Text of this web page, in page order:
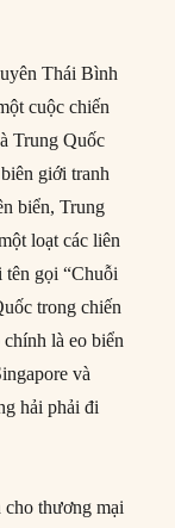
Thái Bình
cuộc chiến
Trung Quốc
giới tranh
biển, Trung
loạt các liên
tên gọi “Chuỗi
trong chiến
là eo biển
và
hải phải đi
thương mại